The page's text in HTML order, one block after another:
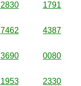
2830 1791
7462 4387
3690 0080
1953 2330